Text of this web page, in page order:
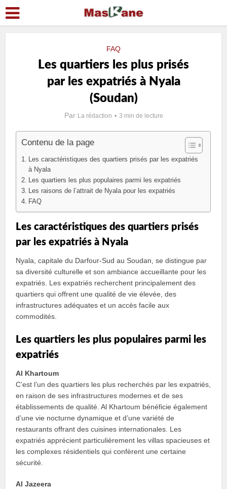
FAQ
Les quartiers les plus prisés
par les expatriés à Nyala
(Soudan)
Par La rédaction 3 min de lecture
Contenu de la page
Les caractéristiques des quartiers prisés par les expatriés
à Nyala
Les quartiers les plus populaires parmi les expatriés
Les raisons de l’attrait de Nyala pour les expatriés
FAQ
Les caractéristiques des quartiers prisés
par les expatriés à Nyala
Nyala, capitale du Darfour-Sud au Soudan, se distingue par
sa diversité culturelle et son ambiance accueillante pour les
expatriés. Les expatriés recherchent principalement des
quartiers qui offrent une qualité de vie élevée, des
infrastructures adéquates et un accès facile aux
commodités.
Les quartiers les plus populaires parmi les
expatriés
Al Khartoum
C’est l’un des quartiers les plus recherchés par les expatriés,
en raison de ses infrastructures modernes et de ses
établissements de qualité. Al Khartoum bénéficie également
d’une vie nocturne dynamique et d’une variété de
restaurants offrant des cuisines internationales. Les
expatriés apprécient particulièrement les villas spacieuses et
les complexes résidentiels qui confèrent une certaine
sécurité.
Al Jazeera